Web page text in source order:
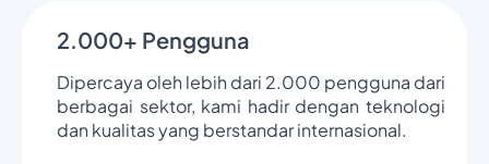
2.000+ Pengguna
Dipercaya oleh lebih dari 2.000 pengguna dari
berbagai sektor, kami hadir dengan teknologi
dan kualitas yang berstandar internasional.